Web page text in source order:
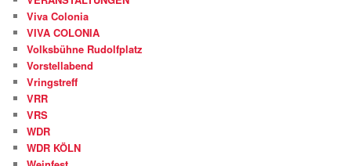
Viva Colonia
VIVA COLONIA
Volksbühne Rudolfplatz
Vorstellabend
Vringstreff
VRR
VRS
WDR
WDR KÖLN